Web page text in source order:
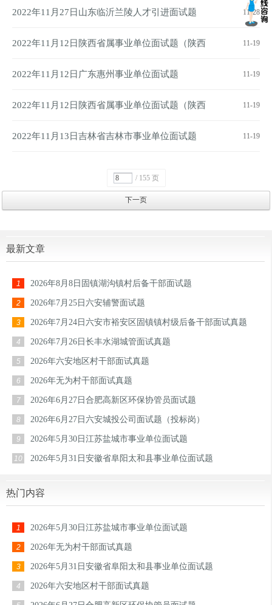
2022年11月27日山东临沂兰陵人才引进面试题 11-28
2022年11月12日陕西省属事业单位面试题（陕西
文物局）
11-19
2022年11月12日广东惠州事业单位面试题 11-19
2022年11月12日陕西省属事业单位面试题（陕西
文物局）
11-19
2022年11月13日吉林省吉林市事业单位面试题 11-19
/ 155 页
下一页
最新文章
1 2026年8月8日固镇湖沟镇村后备干部面试题
2 2026年7月25日六安辅警面试题
3 2026年7月24日六安市裕安区固镇镇村级后备干部面试真题
4 2026年7月26日长丰水湖城管面试真题
5 2026年六安地区村干部面试真题
6 2026年无为村干部面试真题
7 2026年6月27日合肥高新区环保协管员面试题
8 2026年6月27日六安城投公司面试题（投标岗）
9 2026年5月30日江苏盐城市事业单位面试题
10 2026年5月31日安徽省阜阳太和县事业单位面试题
热门内容
1 2026年5月30日江苏盐城市事业单位面试题
2 2026年无为村干部面试真题
3 2026年5月31日安徽省阜阳太和县事业单位面试题
4 2026年六安地区村干部面试真题